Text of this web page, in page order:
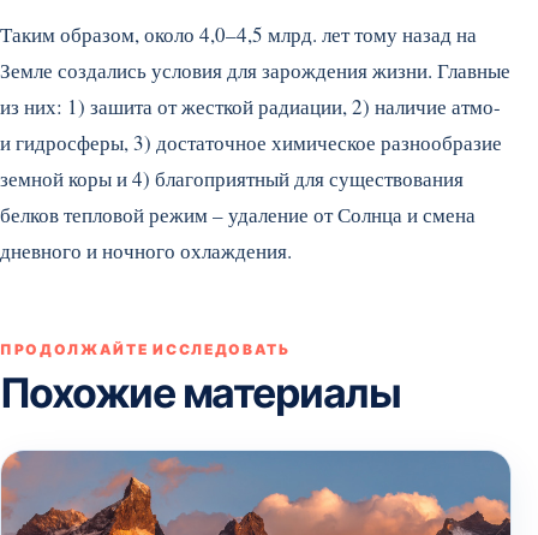
Таким образом, около 4,0–4,5 млрд. лет тому назад на
Земле создались условия для зарождения жизни. Главные
из них: 1) зашита от жесткой радиации, 2) наличие атмо-
и гидросферы, 3) достаточное химическое разнообразие
земной коры и 4) благоприятный для существования
белков тепловой режим – удаление от Солнца и смена
дневного и ночного охлаждения.
ПРОДОЛЖАЙТЕ ИССЛЕДОВАТЬ
Похожие материалы